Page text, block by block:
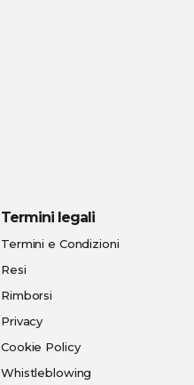
Termini legali
Termini e Condizioni
Resi
Rimborsi
Privacy
Cookie Policy
Whistleblowing